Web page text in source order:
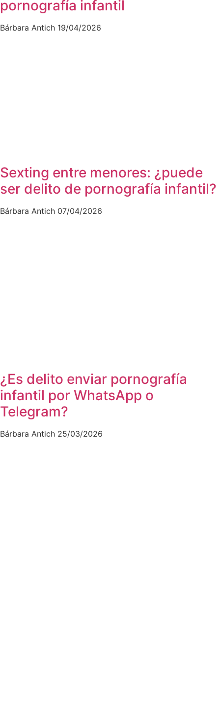
pornografía infantil
Bárbara Antich 19/04/2026
Sexting entre menores: ¿puede
ser delito de pornografía infantil?
Bárbara Antich 07/04/2026
¿Es delito enviar pornografía
infantil por WhatsApp o
Telegram?
Bárbara Antich 25/03/2026